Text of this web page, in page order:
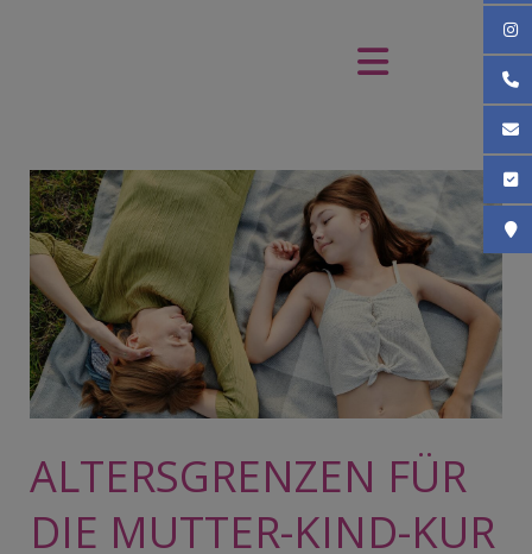
ALTERSGRENZEN FÜR
DIE MUTTER-KIND-KUR
So